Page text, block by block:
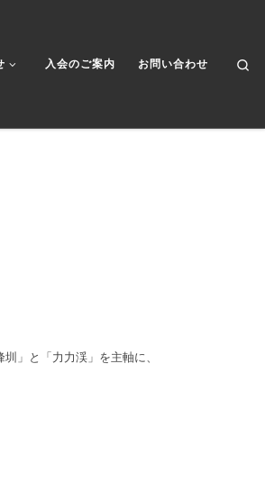
入会のご案内 お問い合わせ
」と「力力渓」を主軸に、